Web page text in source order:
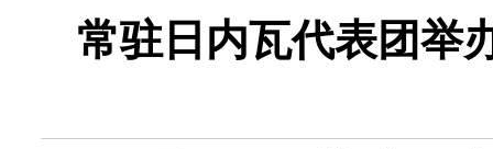
常驻日内瓦代表团举